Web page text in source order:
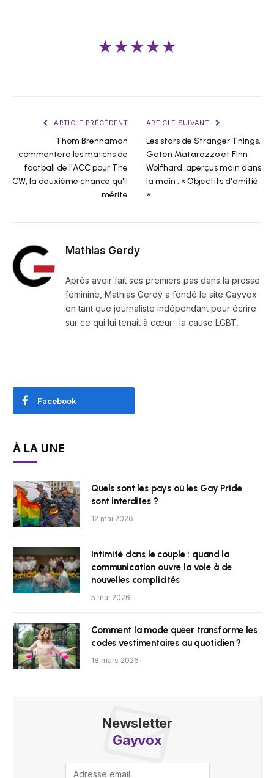
★★★★★
ARTICLE PRÉCÉDENT
Thom Brennaman
commentera les matchs de
football de l'ACC pour The
CW, la deuxième chance qu'il
mérite
ARTICLE SUIVANT
Les stars de Stranger Things,
Gaten Matarazzo et Finn
Wolfhard, aperçus main dans
la main : « Objectifs d'amitié
»
Mathias Gerdy
Après avoir fait ses premiers pas dans la presse
féminine, Mathias Gerdy a fondé le site Gayvox
en tant que journaliste indépendant pour écrire
sur ce qui lui tenait à cœur : la cause LGBT.
Facebook
À LA UNE
Quels sont les pays où les Gay Pride
sont interdites ?
12 mai 2026
Intimité dans le couple : quand la
communication ouvre la voie à de
nouvelles complicités
5 mai 2026
Comment la mode queer transforme les
codes vestimentaires au quotidien ?
18 mars 2026
Newsletter
Gayvox